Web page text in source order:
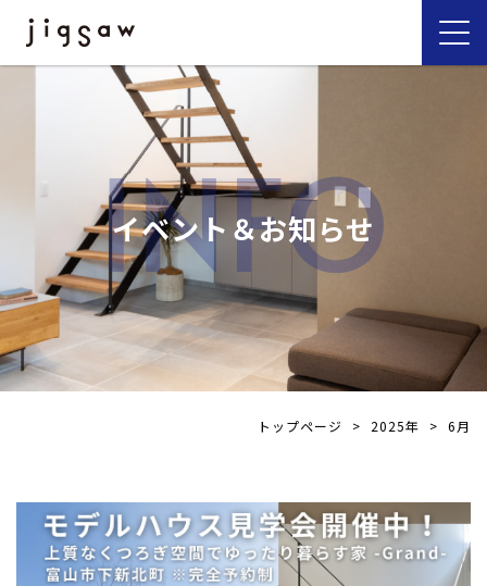
INFO
イベント＆お知らせ
トップページ > 2025年 > 6月